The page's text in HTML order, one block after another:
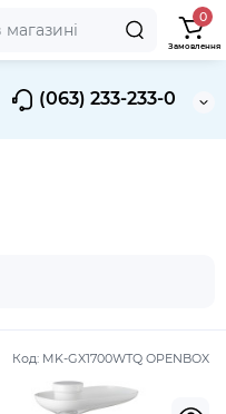
(063) 233-233-0
0
Замовлення
Код: MK-GX1700WTQ OPENBOX